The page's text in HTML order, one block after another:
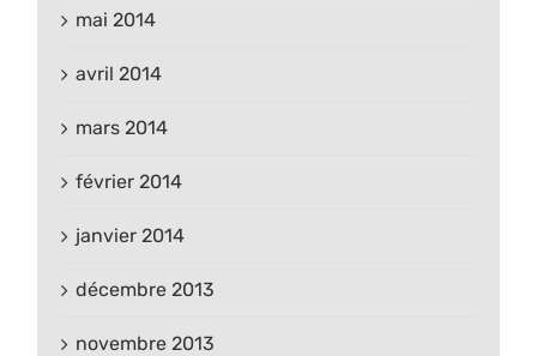
mai 2014
avril 2014
mars 2014
février 2014
janvier 2014
décembre 2013
novembre 2013